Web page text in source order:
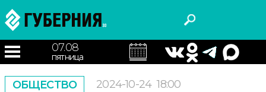
07.08
пятница
ОБЩЕСТВО 2024-10-24 18:00